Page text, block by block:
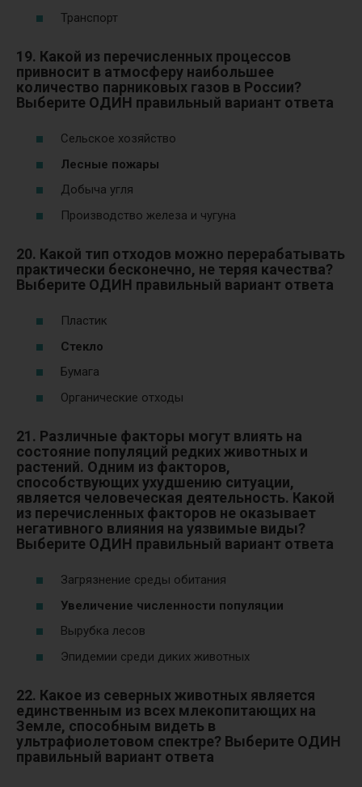
Транспорт
19. Какой из перечисленных процессов
привносит в атмосферу наибольшее
количество парниковых газов в России?
Выберите ОДИН правильный вариант ответа
Сельское хозяйство
Лесные пожары
Добыча угля
Производство железа и чугуна
20. Какой тип отходов можно перерабатывать
практически бесконечно, не теряя качества?
Выберите ОДИН правильный вариант ответа
Пластик
Стекло
Бумага
Органические отходы
21. Различные факторы могут влиять на
состояние популяций редких животных и
растений. Одним из факторов,
способствующих ухудшению ситуации,
является человеческая деятельность. Какой
из перечисленных факторов не оказывает
негативного влияния на уязвимые виды?
Выберите ОДИН правильный вариант ответа
Загрязнение среды обитания
Увеличение численности популяции
Вырубка лесов
Эпидемии среди диких животных
22. Какое из северных животных является
единственным из всех млекопитающих на
Земле, способным видеть в
ультрафиолетовом спектре? Выберите ОДИН
правильный вариант ответа